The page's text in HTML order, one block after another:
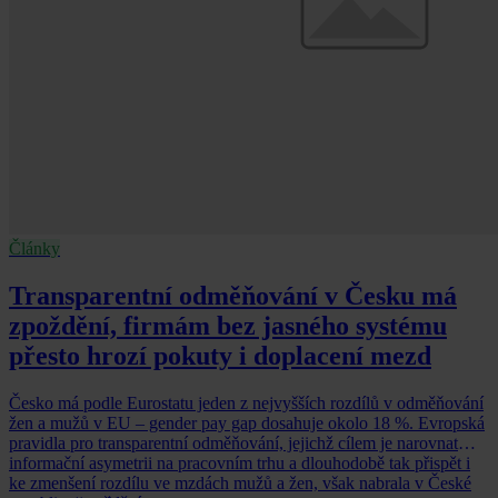
Články
Transparentní odměňování v Česku má
zpoždění, firmám bez jasného systému
přesto hrozí pokuty i doplacení mezd
Česko má podle Eurostatu jeden z nejvyšších rozdílů v odměňování
žen a mužů v EU – gender pay gap dosahuje okolo 18 %. Evropská
pravidla pro transparentní odměňování, jejichž cílem je narovnat
informační asymetrii na pracovním trhu a dlouhodobě tak přispět i
ke zmenšení rozdílu ve mzdách mužů a žen, však nabrala v České